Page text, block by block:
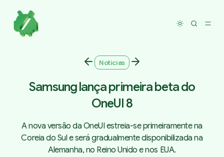
Toggle
Notícias
Samsung lança primeira beta do
OneUI 8
A nova versão da OneUI estreia-se primeiramente na
Coreia do Sul e será gradualmente disponibilizada na
Alemanha, no Reino Unido e nos EUA.